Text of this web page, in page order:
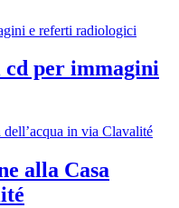
per immagini
alla Casa